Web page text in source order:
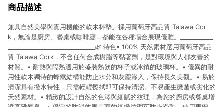
商品描述
兼具自然美學與實用機能的軟木杯墊。採用葡萄牙高品質 Talawa Cor
k，無論是廚房、餐桌或咖啡廳，都能在各種場合展現優雅。___________
_____________________________🌿 特色• 100% 天然素材選用葡萄牙高品
質 Talawa Cork，不含任何合成樹脂等黏著劑，是對環境與人都友善的
材質。• 耐熱與隔熱適用於盛裝熱飲的杯子或冰鎮的玻璃杯。• 優異的耐
用性軟木獨特的蜂窩結構能防止水分和灰塵滲入，保持長久美觀。• 易於
清潔具有撥水特性，只需輕輕擦拭即可保持清潔。不易產生黴菌或劣化的
天然素材。• 精緻的設計自然的色澤與細膩的紋理，為您的廚房或餐桌增